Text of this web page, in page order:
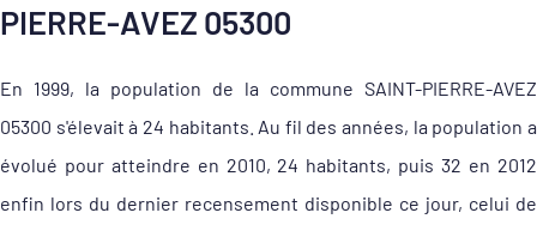
PIERRE-AVEZ 05300
En 1999, la population de la commune SAINT-PIERRE-AVEZ
05300 s'élevait à 24 habitants. Au fil des années, la population a
évolué pour atteindre en 2010, 24 habitants, puis 32 en 2012
enfin lors du dernier recensement disponible ce jour, celui de